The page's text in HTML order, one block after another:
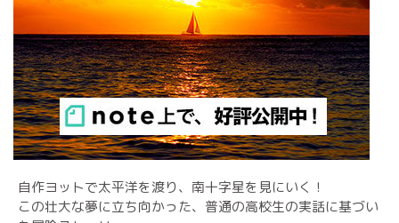
自作ヨットで太平洋を渡り、南十字星を見にいく！
この壮大な夢に立ち向かった、普通の高校生の実話に基づい